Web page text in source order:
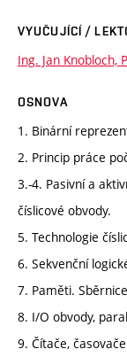
VYUČUJÍCÍ /
Ing. Jan Knobloch,
OSNOVA
1. Binární
2. Princip práce
3.-4. Pasivní a
číslicové obvody.
5. Technologie
6. Sekvenční
7. Paměti.
8. I/O obvody,
9. Čítače,